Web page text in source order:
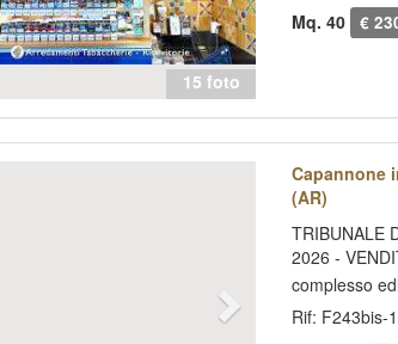
15 foto
Mq. 40
€
Capannone
(AR)
TRIBUNALE
2026 -
complesso
Rif: F243bis-1